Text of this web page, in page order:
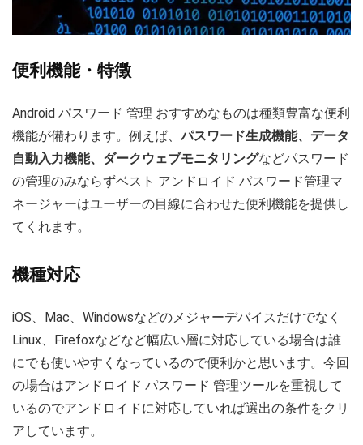
便利機能・特徴
Android パスワード 管理 おすすめなものは種類豊富な便利
機能が備わります。例えば、パスワード生成機能、データ
自動入力機能、ダークウェブモニタリングなどパスワード
の管理のみならずベスト アンドロイド パスワード管理マ
ネージャーはユーザーの目線に合わせた便利機能を提供し
てくれます。
機種対応
iOS、Mac、Windowsなどのメジャーデバイスだけでなく
Linux、Firefoxなどなど幅広い層に対応している場合は誰
にでも使いやすくなっているので便利かと思います。今回
の場合はアンドロイド パスワード 管理ツールを重視して
いるのでアンドロイドに対応していれば選出の条件をクリ
アしています。